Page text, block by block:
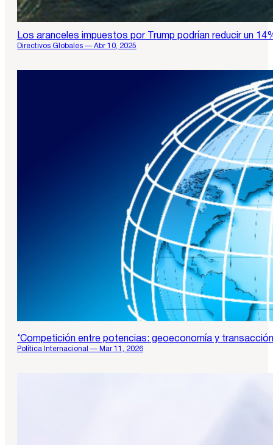
Los aranceles impuestos por Trump podrían reducir un
Directivos Globales — Abr 10, 2025
‘Competición entre potencias: geoeconomía y
Política Internacional — Mar 11, 2026